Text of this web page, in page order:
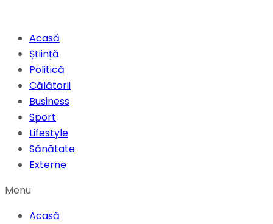
Acasă
Știință
Politică
Călătorii
Business
Sport
Lifestyle
Sănătate
Externe
Menu
Acasă